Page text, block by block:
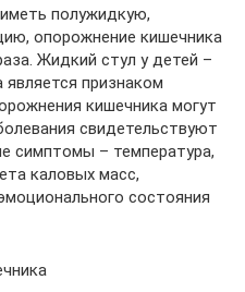
полужидкую,
опорожнение кишечника
Жидкий стул у детей –
является признаком
кишечника могут
свидетельствуют
симптомы – температура,
каловых масс,
состояния